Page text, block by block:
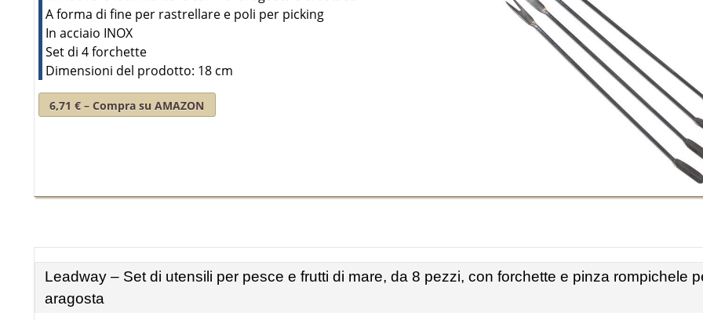
A forma di fine per rastrellare e poli per picking
In acciaio INOX
Set di 4 forchette
Dimensioni del prodotto: 18 cm
6,71 € – Compra su AMAZON
Leadway – Set di utensili per pesce e frutti di mare, da 8 pezzi, con forchette e pinza rompichele
aragosta